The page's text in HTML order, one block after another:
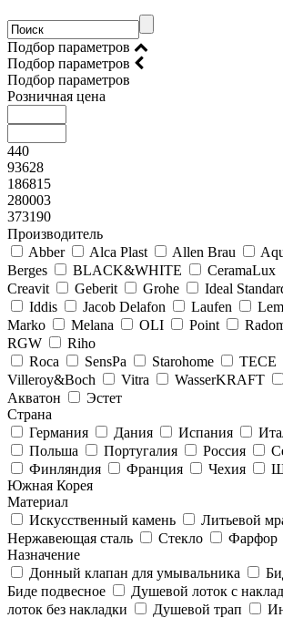
Подбор параметров
Подбор параметров
Подбор параметров
Розничная цена
440
93628
186815
280003
373190
Производитель
Abber
Alca Plast Allen Brau
Berges
BLACK&WHITE CeramaLux
Creavit
Geberit Grohe
Ideal
Iddis
Jacob Delafon Laufen
Marko
Melana OLI Point
RGW
Riho
Roca
SensPa Starohome TECE
Villeroy&Boсh
Vitra WasserKRAFT
Акватон
Эстет
Страна
Германия
Дания Испания
Польша
Португалия Россия
Финляндия
Франция Чехия
Южная Корея
Материал
Искусственный камень
Литьевой
Нержавеющая сталь
Стекло Фарфор
Назначение
Донный клапан для умывальника
Биде подвесное
Душевой лоток с
лоток без накладки
Душевой трап